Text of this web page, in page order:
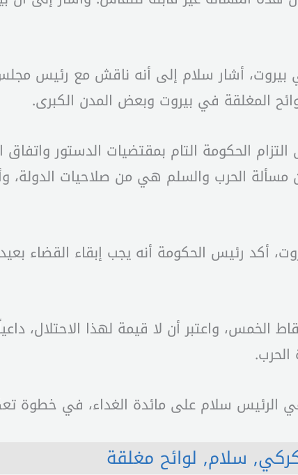
أشار سلام إلى أنه ناقش مع رئيس
المغلقة في بيروت وبعض المدن الكبرى.
الحكومة التام بمقتضيات الدستور
مسألة الحرب والسلم هي من صلاحيات الدولة،
أكد رئيس الحكومة أنه يجب إبقاء القضاء
الخمس، واعتبر أن لا قيمة لهذا الاحتلال،
الرئيس سلام على مائدة الغداء، في خطوة
, سلام, لوائح مغلقة